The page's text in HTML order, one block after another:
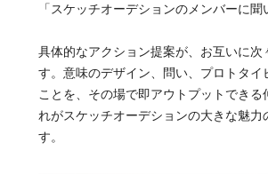
「スケッチオーデションのメンバーに聞
具体的なアクション提案が、お互いに次
す。意味のデザイン、問い、プロトタ
ことを、その場で即アウトプットできる
れがスケッチオーデションの大きな魅力
す。